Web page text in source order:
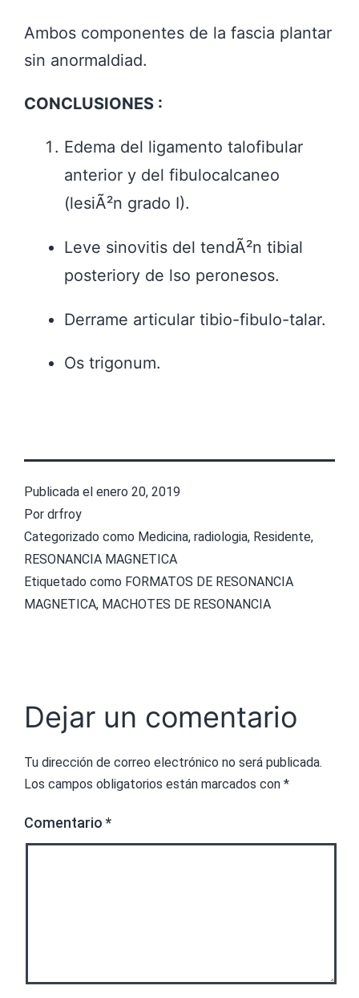
Ambos componentes de la fascia plantar
sin anormaldiad.
CONCLUSIONES :
Edema del ligamento talofibular
anterior y del fibulocalcaneo
(lesiÃ²n grado I).
Leve sinovitis del tendÃ²n tibial
posteriory de lso peronesos.
Derrame articular tibio-fibulo-talar.
Os trigonum.
Publicada el enero 20, 2019
Por drfroy
Categorizado como Medicina, radiologia, Residente,
RESONANCIA MAGNETICA
Etiquetado como FORMATOS DE RESONANCIA
MAGNETICA, MACHOTES DE RESONANCIA
Dejar un comentario
Tu dirección de correo electrónico no será publicada.
Los campos obligatorios están marcados con *
Comentario *